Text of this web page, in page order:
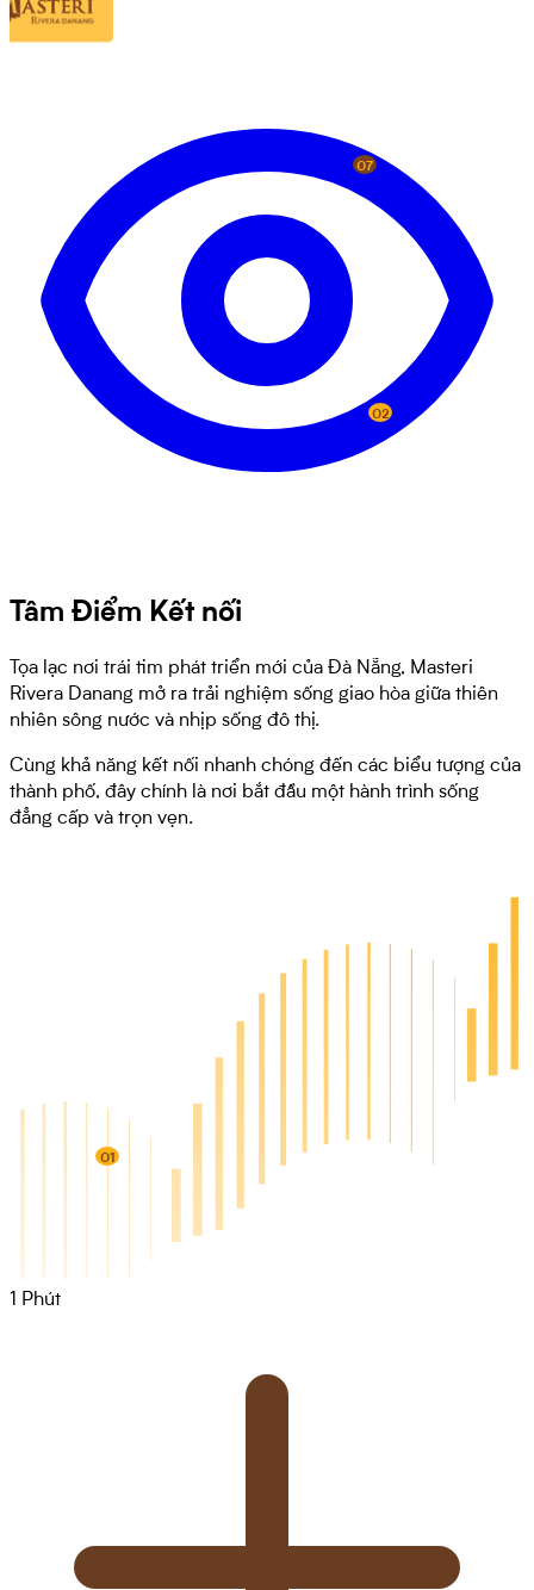
Tâm Điểm Kết nối
Tọa lạc nơi trái tim phát triển mới của Đà Nẵng, Masteri
Rivera Danang mở ra trải nghiệm sống giao hòa giữa thiên
nhiên sông nước và nhịp sống đô thị.
Cùng khả năng kết nối nhanh chóng đến các biểu tượng của
thành phố, đây chính là nơi bắt đầu một hành trình sống
đẳng cấp và trọn vẹn.
1 Phút
01
02
07